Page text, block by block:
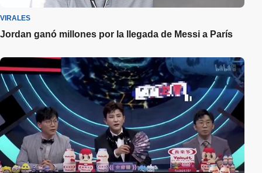
VIRALES
Jordan ganó millones por la llegada de Messi a París